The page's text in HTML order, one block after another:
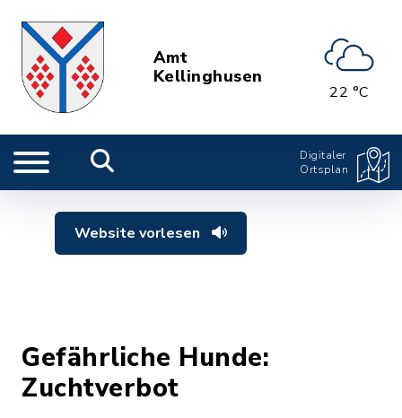
Amt
Kellinghusen
22 °C
Digitaler
Ortsplan
Website vorlesen
Gefährliche Hunde:
Zuchtverbot